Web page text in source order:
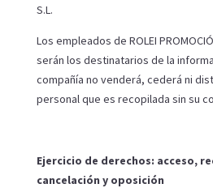
S.L.
Los empleados de ROLEI
serán los destinatarios de la
compañía no venderá, cederá ni
personal que es recopilada sin su
Ejercicio de derechos: acceso,
cancelación y oposición